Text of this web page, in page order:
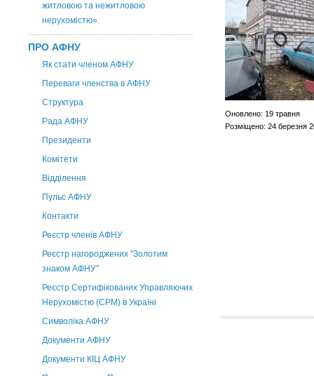
житловою та нежитловою
нерухомістю».
ПРО АФНУ
Як стати членом АФНУ
Переваги членства в АФНУ
Структура
Рада АФНУ
Президенти
Комітети
Відділення
Пульс АФНУ
Контакти
Реєстр членів АФНУ
Реєстр нагороджених "Золотим
знаком АФНУ"
Реєстр Сертифікованих Управляючих
Нерухомістю (CPM) в Україні
Символіка АФНУ
Документи АФНУ
Документи КІЦ АФНУ
Оновлено: 19 травня
Розміщено: 24 березня